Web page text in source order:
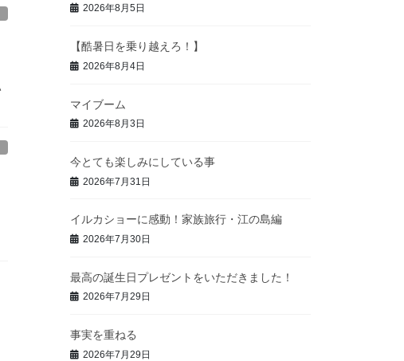
2026年8月5日
【酷暑日を乗り越えろ！】
2026年8月4日
マイブーム
2026年8月3日
今とても楽しみにしている事
2026年7月31日
イルカショーに感動！家族旅行・江の島編
2026年7月30日
最高の誕生日プレゼントをいただきました！
2026年7月29日
事実を重ねる
2026年7月29日